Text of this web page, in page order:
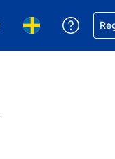
valuta. Din
Välj språk. Ditt
Få